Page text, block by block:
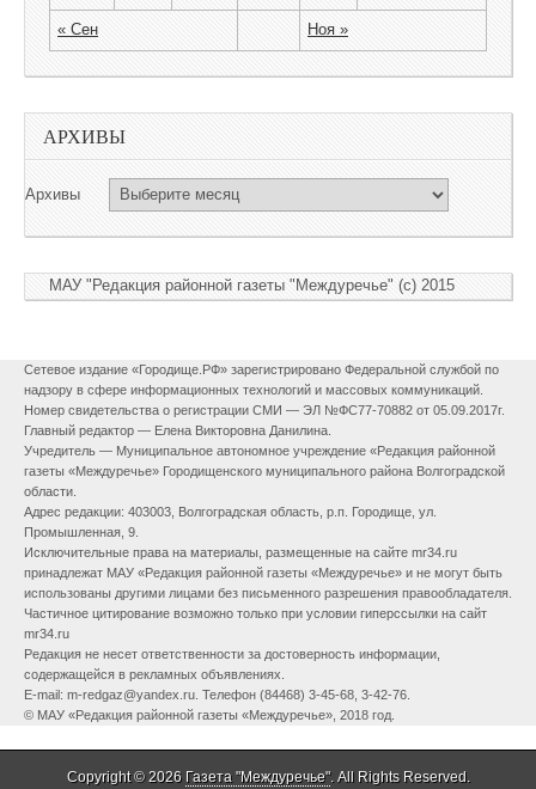
« Сен Ноя »
АРХИВЫ
Архивы
МАУ "Редакция районной газеты "Междуречье" (c) 2015
Сетевое издание «Городище.РФ» зарегистрировано Федеральной службой по
надзору в сфере информационных технологий и массовых коммуникаций.
Номер свидетельства о регистрации СМИ — ЭЛ №ФС77-70882 от 05.09.2017г.
Главный редактор — Елена Викторовна Данилина.
Учредитель — Муниципальное автономное учреждение «Редакция районной
газеты «Междуречье» Городищенского муниципального района Волгоградской
области.
Адрес редакции: 403003, Волгоградская область, р.п. Городище, ул.
Промышленная, 9.
Исключительные права на материалы, размещенные на сайте mr34.ru
принадлежат МАУ «Редакция районной газеты «Междуречье» и не могут быть
использованы другими лицами без письменного разрешения правообладателя.
Частичное цитирование возможно только при условии гиперссылки на сайт
mr34.ru
Редакция не несет ответственности за достоверность информации,
содержащейся в рекламных объявлениях.
E-mail: m-redgaz@yandex.ru. Телефон (84468) 3-45-68, 3-42-76.
© МАУ «Редакция районной газеты «Междуречье», 2018 год.
Copyright © 2026 Газета "Междуречье". All Rights Reserved.